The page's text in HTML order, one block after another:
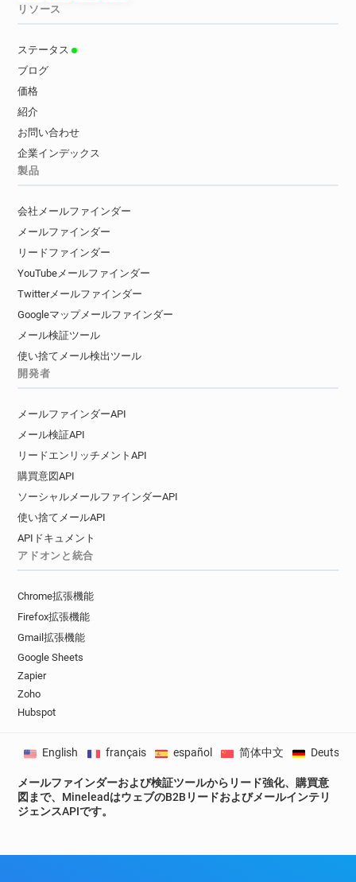
リソース
ステータス
ブログ
価格
紹介
お問い合わせ
企業インデックス
製品
会社メールファインダー
メールファインダー
リードファインダー
YouTubeメールファインダー
Twitterメールファインダー
Googleマップメールファインダー
メール検証ツール
使い捨てメール検出ツール
開発者
メールファインダーAPI
メール検証API
リードエンリッチメントAPI
購買意図API
ソーシャルメールファインダーAPI
使い捨てメールAPI
APIドキュメント
アドオンと統合
Chrome拡張機能
Firefox拡張機能
Gmail拡張機能
Google Sheets
Zapier
Zoho
Hubspot
メールファインダーおよび検証ツールからリード強化、購買意
図まで、MineleadはウェブのB2Bリードおよびメールインテリ
ジェンスAPIです。
English français español 简体中文 Deutsch